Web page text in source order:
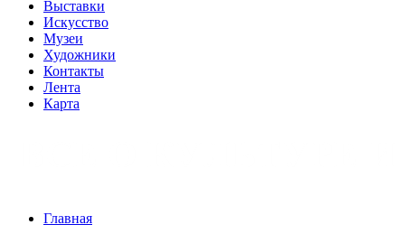
Выставки
Искусство
Музеи
Художники
Контакты
Лента
Карта
Главная